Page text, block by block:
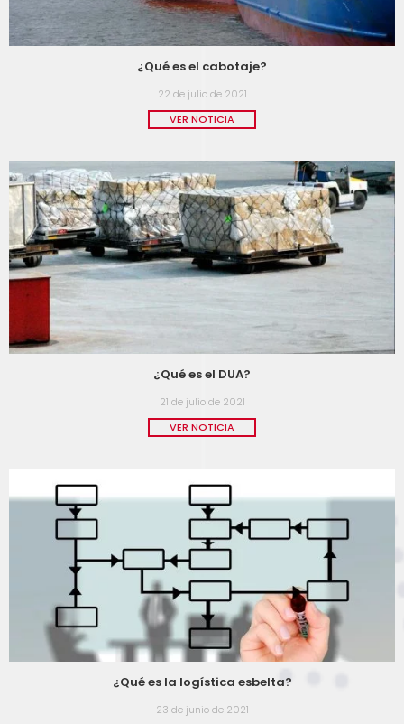
¿Qué es el cabotaje?
22 de julio de 2021
VER NOTICIA
¿Qué es el DUA?
21 de julio de 2021
VER NOTICIA
¿Qué es la logística esbelta?
23 de junio de 2021